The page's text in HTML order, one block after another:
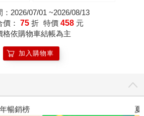
：2026/07/01 ~2026/08/13
： 75 折 特價 458 元
依購物車結帳為主
加入購物車
暢銷榜 夏